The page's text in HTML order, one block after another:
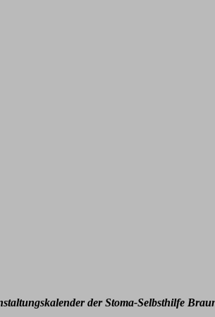
der Stoma-Selbsthilfe